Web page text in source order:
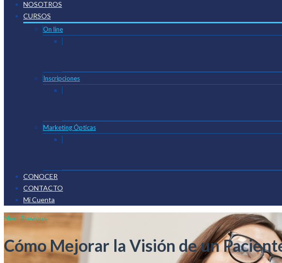
NOSOTROS
CURSOS
On line
Inscripciones
Marketing Ópticas
CONOCER
CONTACTO
Mi Cuenta
Next Previous
Cómo Mejorar la Visión de un